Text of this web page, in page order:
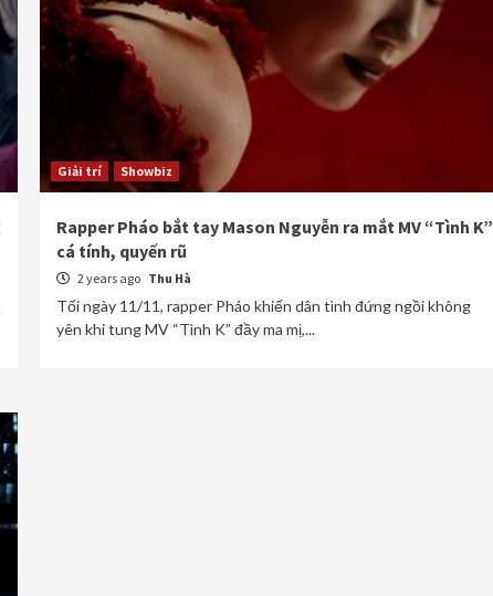
Giải trí Showbiz
Rapper Pháo bắt tay Mason Nguyễn ra mắt MV “Tình K”
cá tính, quyến rũ
2 years ago Thu Hà
Tối ngày 11/11, rapper Pháo khiến dân tình đứng ngồi không
yên khi tung MV “Tình K” đầy ma mị,...